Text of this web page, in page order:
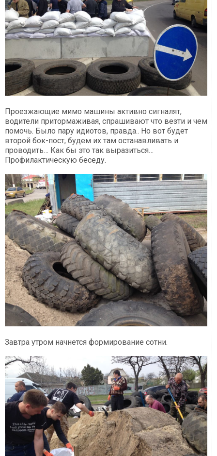
Проезжающие мимо машины активно сигналят,
водители притормаживая, спрашивают что везти и чем
помочь. Было пару идиотов, правда.. Но вот будет
второй бок-пост, будем их там останавливать и
проводить… Как бы это так выразиться…
Профилактическую беседу.
Завтра утром начнется формирование сотни.